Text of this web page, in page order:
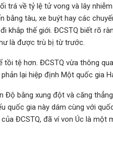
trá về tỷ lệ tử vong và lây
bằng tàu, xe buýt hay các
khắp thế giới. ĐCSTQ biết rõ
là được trù bị từ trước.
tồi tệ hơn. ĐCSTQ vừa thông
lại hiệp định Một quốc gia
Độ bằng xung đột và căng
quốc gia này dám cùng với
ĐCSTQ, đã ví von Úc là một